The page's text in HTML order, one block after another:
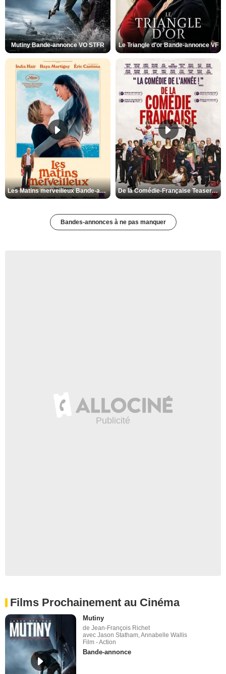
Mutiny Bande-annonce VO STFR Le Triangle d'or Bande-annonce VF
Les Matins merveilleux Bande-annonce VF De la Comédie-Française Teaser VF
Bandes-annonces à ne pas manquer
Films Prochainement au Cinéma
Mutiny
de Jean-François Richet
avec Jason Statham, Annabelle Wallis
Film - Action
Bande-annonce